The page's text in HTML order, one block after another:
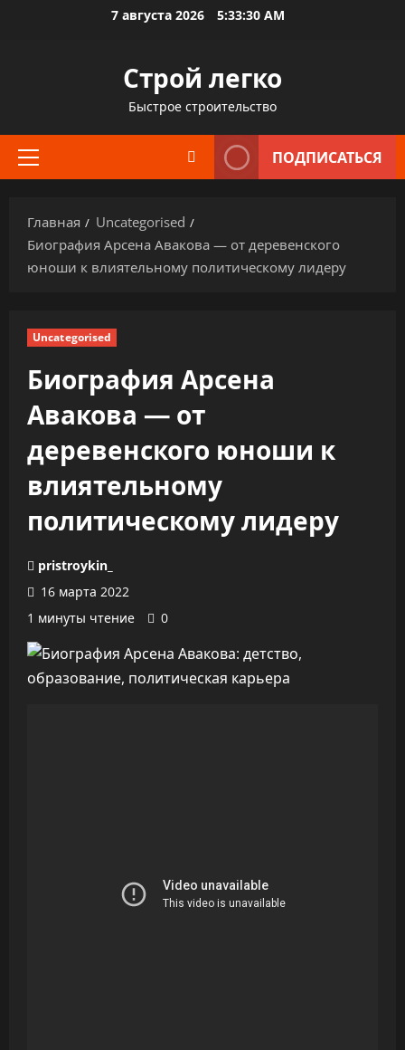
7 августа 2026 5:33:31 AM
Строй легко
Быстрое строительство
Основное
ПОДПИСАТЬСЯ
Главная
Uncategorised
Биография Арсена Авакова — от деревенского
юноши к влиятельному политическому лидеру
Uncategorised
Биография Арсена
Авакова — от
деревенского юноши к
влиятельному
политическому лидеру
pristroykin_
16 марта 2022
1 минуты чтение
0